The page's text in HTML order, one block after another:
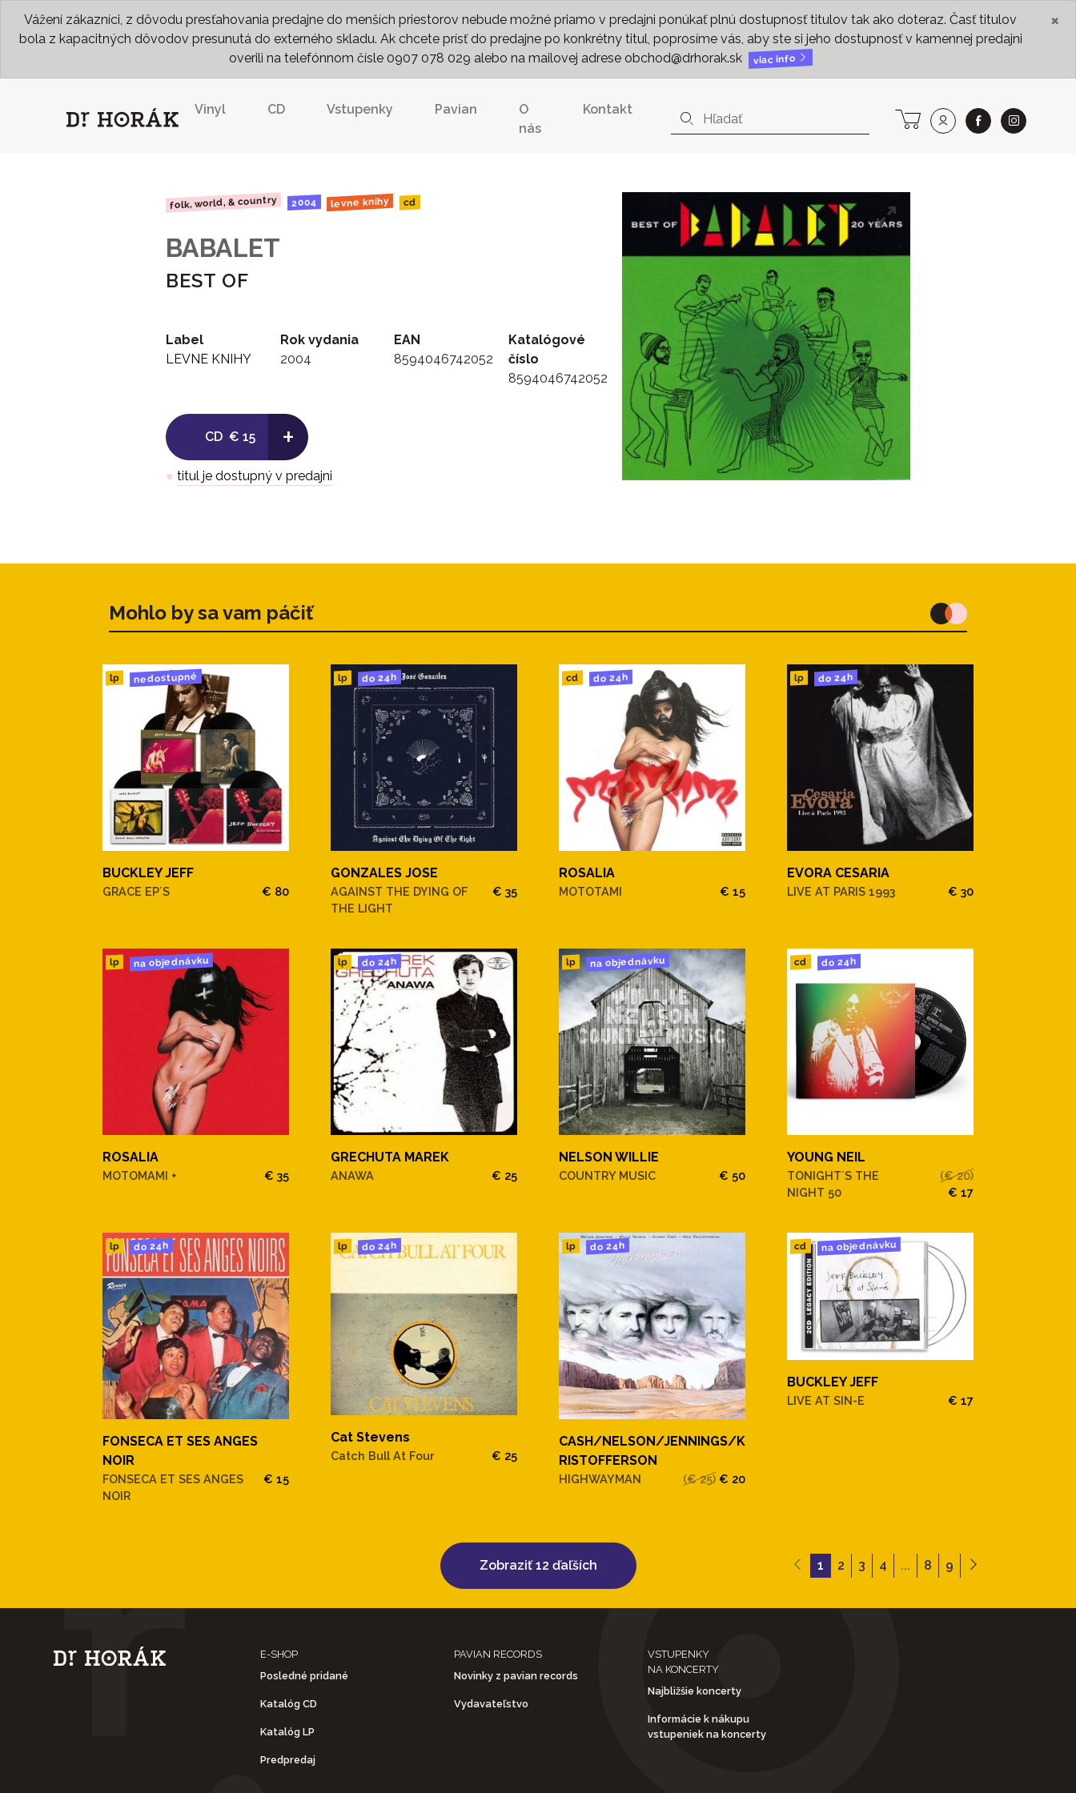
Vážení zákazníci, z dôvodu presťahovania predajne do menších priestorov nebude možné priamo v predajni ponúkať plnú dostupnosť titulov tak ako doteraz. Časť titulov
bola z kapacitných dôvodov presunutá do externého skladu. Ak chcete prísť do predajne po konkrétny titul, poprosíme vás, aby ste si jeho dostupnosť v kamennej predajni
overili na telefónnom čísle 0907 078 029 alebo na mailovej adrese obchod@drhorak.sk
viac info
×
Vinyl CD Vstupenky Pavian
O
nás
Kontakt
folk, world, & country 2004 levne knihy cd
BABALET
BEST OF
Label
LEVNE KNIHY
Rok vydania
2004
EAN
8594046742052
Katalógové
číslo
8594046742052
CD € 15 +
● titul je dostupný v predajni
Mohlo by sa vam páčiť
lp nedostupné
BUCKLEY JEFF
GRACE EP´S € 80
lp do 24h
GONZALES JOSE
AGAINST THE DYING OF
THE LIGHT
€ 35
cd do 24h
ROSALIA
MOTOTAMI € 15
lp do 24h
EVORA CESARIA
LIVE AT PARIS 1993 € 30
lp na objednávku
ROSALIA
MOTOMAMI + € 35
lp do 24h
GRECHUTA MAREK
ANAWA € 25
lp na objednávku
NELSON WILLIE
COUNTRY MUSIC € 50
cd do 24h
YOUNG NEIL
TONIGHT´S THE
NIGHT 50
(€ 20)
€ 17
lp do 24h
FONSECA ET SES ANGES
NOIR
FONSECA ET SES ANGES
NOIR
€ 15
lp do 24h
Cat Stevens
Catch Bull At Four € 25
lp do 24h
CASH/NELSON/JENNINGS/K
RISTOFFERSON
HIGHWAYMAN (€ 25) € 20
cd na objednávku
BUCKLEY JEFF
LIVE AT SIN-E € 17
Zobraziť 12 ďaľších 1 2 3 4 ... 8 9
E-SHOP
Posledné pridané
Katalóg CD
Katalóg LP
Predpredaj
PAVIAN RECORDS
Novinky z pavian records
Vydavateľstvo
VSTUPENKY
NA KONCERTY
Najbližšie koncerty
Informácie k nákupu
vstupeniek na koncerty